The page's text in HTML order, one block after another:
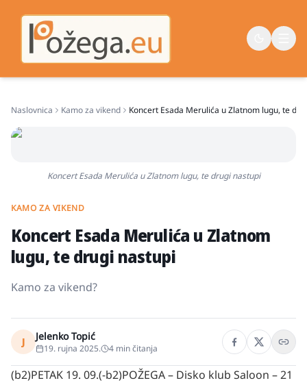
Naslovnica Kamo za vikend Koncert Esada Merulića u Zlatnom lugu, te
Koncert Esada Merulića u Zlatnom lugu, te drugi nastupi
KAMO ZA VIKEND
Koncert Esada Merulića u Zlatnom
lugu, te drugi nastupi
Kamo za vikend?
J Jelenko Topić
19. rujna 2025. 4 min čitanja
(b2)PETAK 19. 09.(-b2)POŽEGA – Disko klub Saloon – 21